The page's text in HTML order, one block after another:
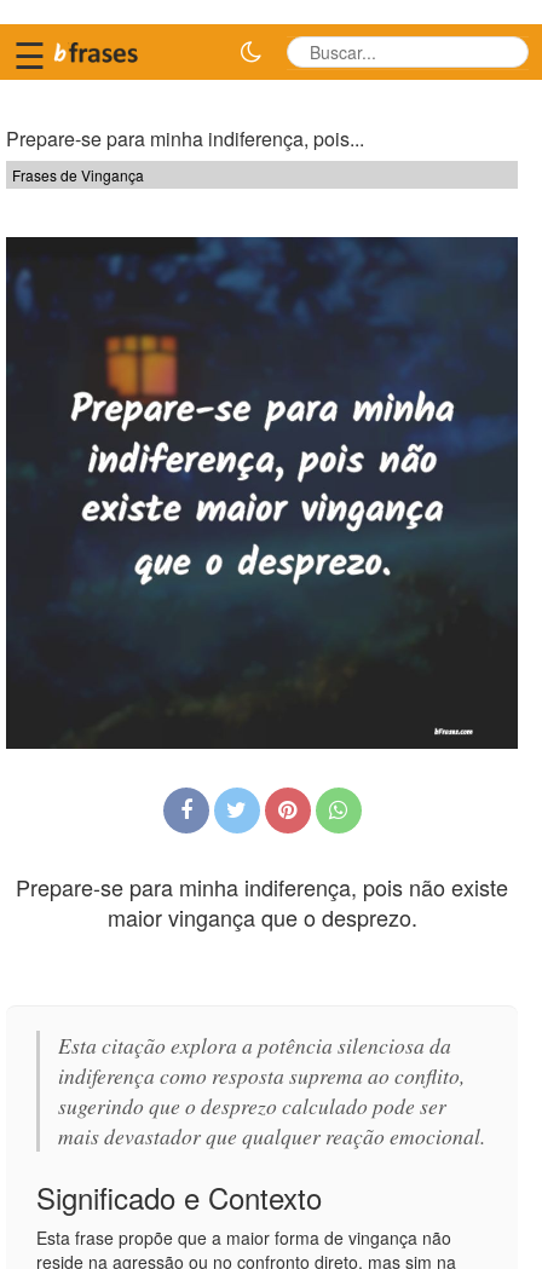
☰
Prepare-se para minha indiferença, pois...
Frases de Vingança
Prepare-se para minha indiferença, pois não existe
maior vingança que o desprezo.
Esta citação explora a potência silenciosa da
indiferença como resposta suprema ao conflito,
sugerindo que o desprezo calculado pode ser
mais devastador que qualquer reação emocional.
Significado e Contexto
Esta frase propõe que a maior forma de vingança não
reside na agressão ou no confronto direto, mas sim na